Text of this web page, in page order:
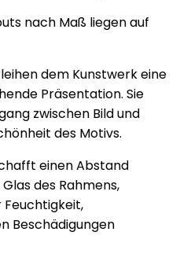
nach Maß liegen auf
dem Kunstwerk eine
Präsentation. Sie
zwischen Bild und
des Motivs.
einen Abstand
des Rahmens,
Beschädigungen